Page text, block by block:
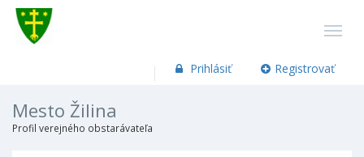
Prihlásiť Registrovať
Mesto Žilina
Profil verejného obstarávateľa